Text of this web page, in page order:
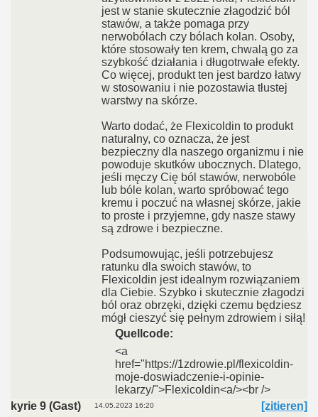
jest w stanie skutecznie złagodzić ból
stawów, a także pomaga przy
nerwobólach czy bólach kolan. Osoby,
które stosowały ten krem, chwalą go za
szybkość działania i długotrwałe efekty.
Co więcej, produkt ten jest bardzo łatwy
w stosowaniu i nie pozostawia tłustej
warstwy na skórze.
Warto dodać, że Flexicoldin to produkt
naturalny, co oznacza, że jest
bezpieczny dla naszego organizmu i nie
powoduje skutków ubocznych. Dlatego,
jeśli męczy Cię ból stawów, nerwobóle
lub bóle kolan, warto spróbować tego
kremu i poczuć na własnej skórze, jakie
to proste i przyjemne, gdy nasze stawy
są zdrowe i bezpieczne.
Podsumowując, jeśli potrzebujesz
ratunku dla swoich stawów, to
Flexicoldin jest idealnym rozwiązaniem
dla Ciebie. Szybko i skutecznie złagodzi
ból oraz obrzęki, dzięki czemu będziesz
mógł cieszyć się pełnym zdrowiem i siłą!
Quellcode:
<a
href="https://1zdrowie.pl/flexicoldin-
moje-doswiadczenie-i-opinie-
lekarzy/">Flexicoldin<a/><br />
kyrie 9 (Gast)
14.05.2023 16:20
[zitieren]